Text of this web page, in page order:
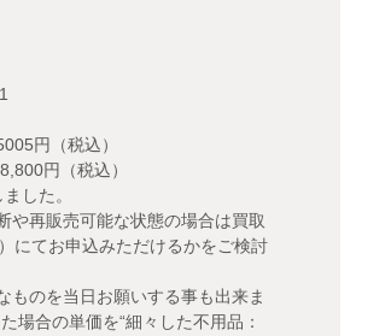
円（税込）
円（税込）
した。
や再販売可能な状態の場合は買取
にてお申込みただけるかをご検討
ものを当日お願いする事も出来ま
場合の単価を“細々した不用品：